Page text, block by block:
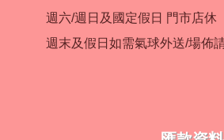
週六/週日及國定假日 門市店休
週末及假日如需氣球外送/場佈